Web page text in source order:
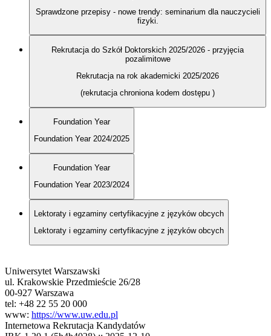
Sprawdzone przepisy - nowe trendy: seminarium dla nauczycieli
fizyki.
Rekrutacja do Szkół Doktorskich 2025/2026 - przyjęcia
pozalimitowe
Rekrutacja na rok akademicki 2025/2026
(rekrutacja chroniona kodem dostępu )
Foundation Year
Foundation Year 2024/2025
Foundation Year
Foundation Year 2023/2024
Lektoraty i egzaminy certyfikacyjne z języków obcych
Lektoraty i egzaminy certyfikacyjne z języków obcych
Uniwersytet Warszawski
ul. Krakowskie Przedmieście 26/28
00-927 Warszawa
tel: +48 22 55 20 000
www: https://www.uw.edu.pl
Internetowa Rekrutacja Kandydatów